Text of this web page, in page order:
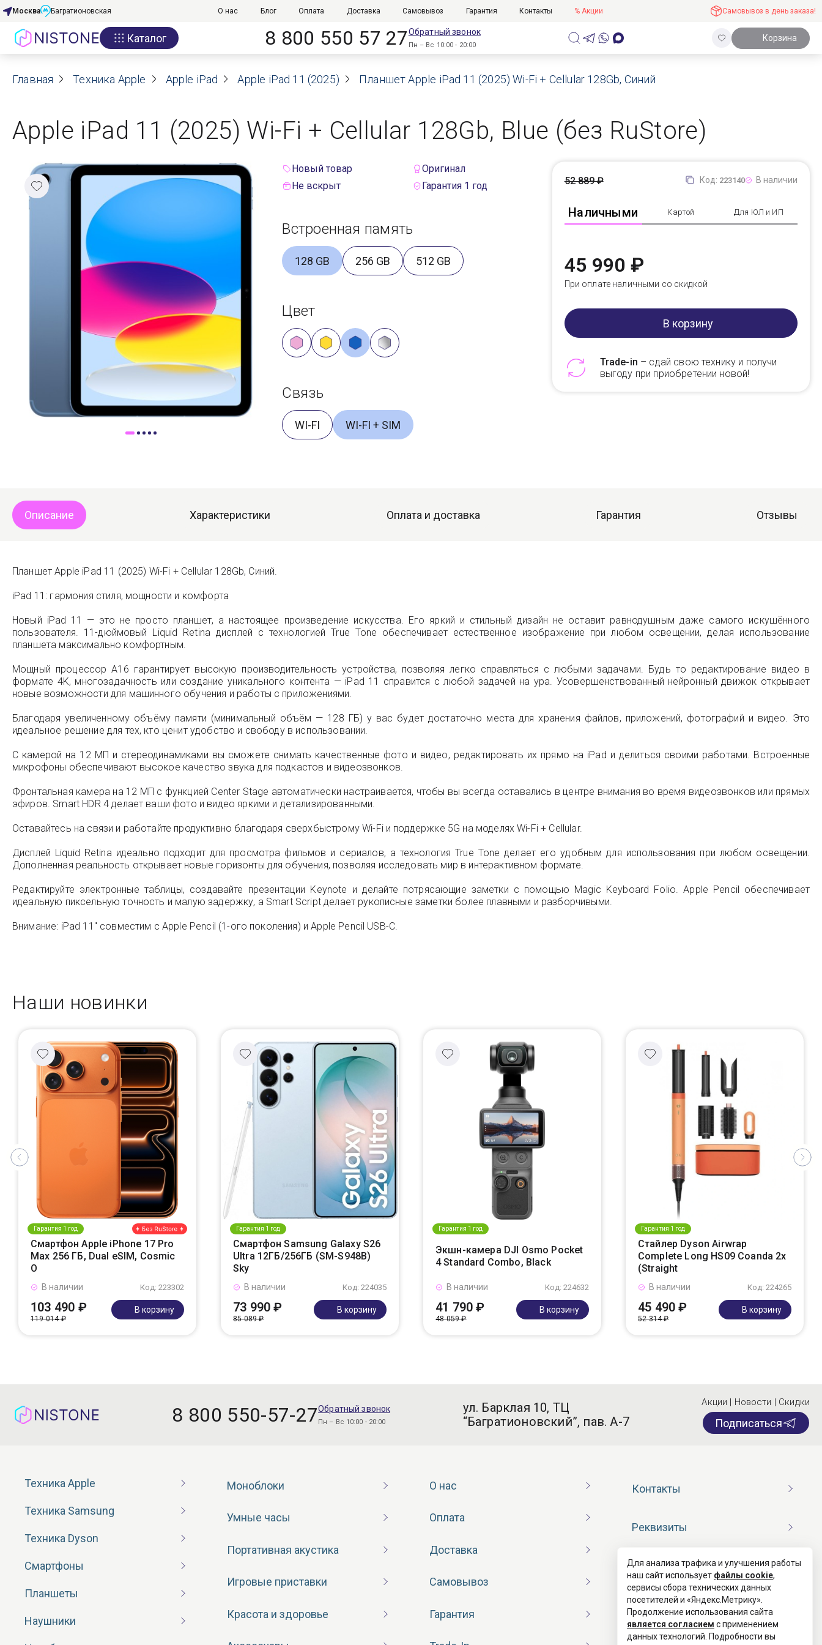
Акции
О нас
Реквизиты
Контакты
Гарантия
Оплата
Самовывоз
Trade-In
Москва Багратионовская О нас Блог Оплата Доставка Самовывоз Гарантия Контакты % Акции Самовывоз в день заказа!
Каталог 8 800 550 57 27Обратный звонок
Пн – Вс 10:00 - 20:00
Корзина
Главная Техника Apple Apple iPad Apple iPad 11 (2025) Планшет Apple iPad 11 (2025) Wi-Fi + Cellular 128Gb, Синий
Apple iPad 11 (2025) Wi-Fi + Cellular 128Gb, Blue (без RuStore)
Новый товар
Оригинал
Не вскрыт
Гарантия 1 год
Встроенная память
128 GB 256 GB 512 GB
Цвет
Связь
WI-FI WI-FI + SIM
Код: 223140 В наличии
Наличными Картой Для ЮЛ и ИП
52 889 ₽
45 990 ₽
При оплате наличными со скидкой
В корзину
Trade-in – сдай свою технику и получи
выгоду при приобретении новой!
Описание Характеристики Оплата и доставка Гарантия Отзывы
Планшет Apple iPad 11 (2025) Wi-Fi + Cellular 128Gb, Синий.
iPad 11: гармония стиля, мощности и комфорта
Новый iPad 11 — это не просто планшет, а настоящее произведение искусства. Его яркий и стильный дизайн не оставит равнодушным даже самого искушённого
пользователя. 11-дюймовый Liquid Retina дисплей с технологией True Tone обеспечивает естественное изображение при любом освещении, делая использование
планшета максимально комфортным.
Мощный процессор A16 гарантирует высокую производительность устройства, позволяя легко справляться с любыми задачами. Будь то редактирование видео в
формате 4K, многозадачность или создание уникального контента — iPad 11 справится с любой задачей на ура. Усовершенствованный нейронный движок открывает
новые возможности для машинного обучения и работы с приложениями.
Благодаря увеличенному объёму памяти (минимальный объём — 128 ГБ) у вас будет достаточно места для хранения файлов, приложений, фотографий и видео. Это
идеальное решение для тех, кто ценит удобство и свободу в использовании.
С камерой на 12 МП и стереодинамиками вы сможете снимать качественные фото и видео, редактировать их прямо на iPad и делиться своими работами. Встроенные
микрофоны обеспечивают высокое качество звука для подкастов и видеозвонков.
Фронтальная камера на 12 МП с функцией Center Stage автоматически настраивается, чтобы вы всегда оставались в центре внимания во время видеозвонков или прямых
эфиров. Smart HDR 4 делает ваши фото и видео яркими и детализированными.
Оставайтесь на связи и работайте продуктивно благодаря сверхбыстрому Wi-Fi и поддержке 5G на моделях Wi-Fi + Cellular.
Дисплей Liquid Retina идеально подходит для просмотра фильмов и сериалов, а технология True Tone делает его удобным для использования при любом освещении.
Дополненная реальность открывает новые горизонты для обучения, позволяя исследовать мир в интерактивном формате.
Редактируйте электронные таблицы, создавайте презентации Keynote и делайте потрясающие заметки с помощью Magic Keyboard Folio. Apple Pencil обеспечивает
идеальную пиксельную точность и малую задержку, а Smart Script делает рукописные заметки более плавными и разборчивыми.
Внимание: iPad 11" совместим с Apple Pencil (1-ого поколения) и Apple Pencil USB-C.
Наши новинки
Гарантия 1 год
Смартфон Apple iPhone 17 Pro
Max 256 ГБ, Dual eSIM, Cosmic
O
Код: 223302
В наличии
103 490 ₽
119 014 ₽
В корзину
Гарантия 1 год
Смартфон Samsung Galaxy S26
Ultra 12ГБ/256ГБ (SM-S948B)
Sky
Код: 224035
В наличии
73 990 ₽
85 089 ₽
В корзину
Гарантия 1 год
Экшн-камера DJI Osmo Pocket
4 Standard Combo, Black
Код: 224632
В наличии
41 790 ₽
48 059 ₽
В корзину
Гарантия 1 год
Стайлер Dyson Airwrap
Complete Long HS09 Coanda 2x
(Straight
Код: 224265
В наличии
45 490 ₽
52 314 ₽
В корзину
8 800 550-57-27Обратный звонок
Пн – Вс 10:00 - 20:00
ул. Барклая 10, ТЦ
“Багратионовский”, пав. А-7
Акции | Новости | Скидки
Подписаться
Техника Apple
Техника Samsung
Техника Dyson
Смартфоны
Планшеты
Наушники
Моноблоки
Умные часы
Портативная акустика
Игровые приставки
Красота и здоровье
О нас
Оплата
Доставка
Самовывоз
Гарантия
Контакты
Реквизиты
Договор оферты
Согласие на обработку ПД
Для анализа трафика и улучшения работы
наш сайт использует файлы cookie,
сервисы сбора технических данных
посетителей и «Яндекс.Метрику».
Продолжение использования сайта
является согласием с применением
данных технологий. Подробности вы